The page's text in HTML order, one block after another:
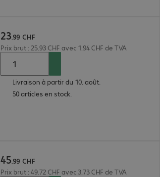
23.99 CHF
Prix brut : 25.93 CHF avec 1.94 CHF de TVA
Livraison à partir du 10. août.
50 articles en stock.
45.99 CHF
Prix brut : 49.72 CHF avec 3.73 CHF de TVA